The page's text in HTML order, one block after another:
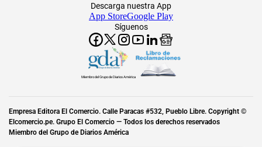
Síguenos
Descarga nuestra App
App StoreGoogle Play
Miembro del Grupo de Diarios América
Empresa Editora El Comercio. Calle Paracas #532, Pueblo Libre. Copyright ©
Elcomercio.pe. Grupo El Comercio — Todos los derechos reservados
Miembro del Grupo de Diarios América